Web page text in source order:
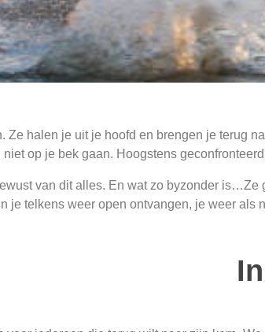
Ze halen je uit je hoofd en brengen je terug
niet op je bek gaan. Hoogstens
van dit alles. En wat zo byzonder
je telkens weer open ontvangen, je weer als